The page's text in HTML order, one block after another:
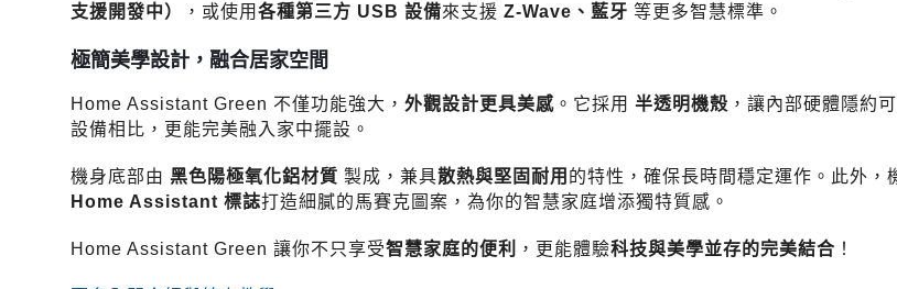
支援開發中）
，或使用 各種第三方 USB 設備來支援 Z-Wave、藍牙 等更多智慧標準。
極簡美學設計，融合居家空間
Home Assistant Green 不僅功能強大， 外觀設計更具美感 。它採用 半透明機殼 ，讓內部硬體隱約
設備相比，更能完美融入家中擺設。
機身底部由 黑色陽極氧化鋁材質 製成，兼具散熱與堅固耐用 的特性，確保長時間穩定運作。此外，
Home Assistant 標誌打造細膩的馬賽克圖案，為你的智慧家庭增添獨特質感。
Home Assistant Green 讓你不只享受智慧家庭的便利 ，更能體驗科技與美學並存的完美結合 ！